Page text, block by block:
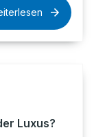
Luxus?